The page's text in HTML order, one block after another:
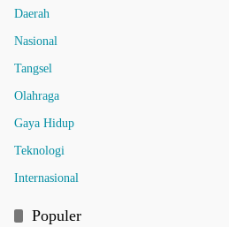
Daerah
Nasional
Tangsel
Olahraga
Gaya Hidup
Teknologi
Internasional
Populer